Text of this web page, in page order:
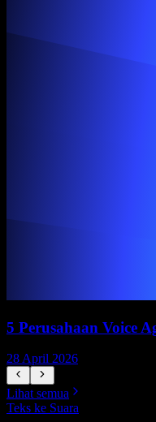
5 Perusahaan Voice
28 April 2026
Lihat semua
Teks ke Suara